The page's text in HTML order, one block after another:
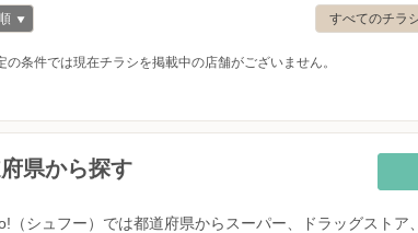
すべてのチラ
の条件では現在チラシを掲載中の店舗がございません。
県から探す
（シュフー）では都道府県からスーパー、ドラッグストア